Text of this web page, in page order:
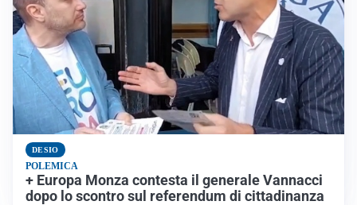
DESIO
POLEMICA
+ Europa Monza contesta il generale Vannacci
dopo lo scontro sul referendum di cittadinanza